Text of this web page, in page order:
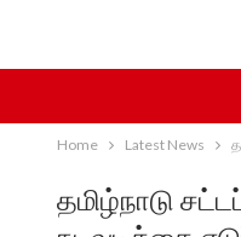
Home Latest News
தமிழ்நாடு